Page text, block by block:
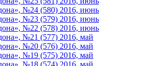
№24 (580) 2016, июнь
№23 (579) 2016, июнь
№22 (578) 2016, июнь
№21 (577) 2016, май
№20 (576) 2016, май
№19 (575) 2016, май
№18 (574) 2016, май